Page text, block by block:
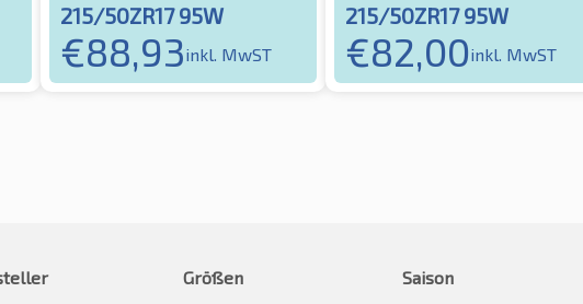
215/50ZR17 95W
€88,93inkl. MwST
215/50ZR17 95W
€82,00inkl. MwST
Größen
Saison